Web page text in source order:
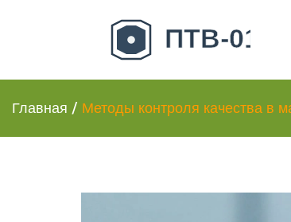
Главная / Методы контроля качества в